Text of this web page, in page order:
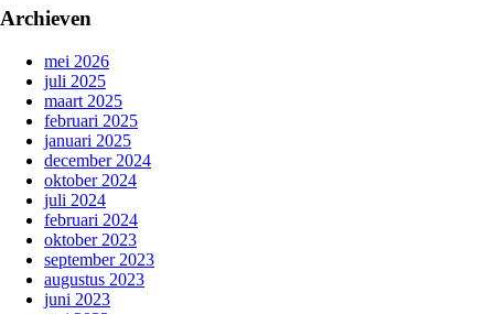
Archieven
mei 2026
juli 2025
maart 2025
februari 2025
januari 2025
december 2024
oktober 2024
juli 2024
februari 2024
oktober 2023
september 2023
augustus 2023
juni 2023